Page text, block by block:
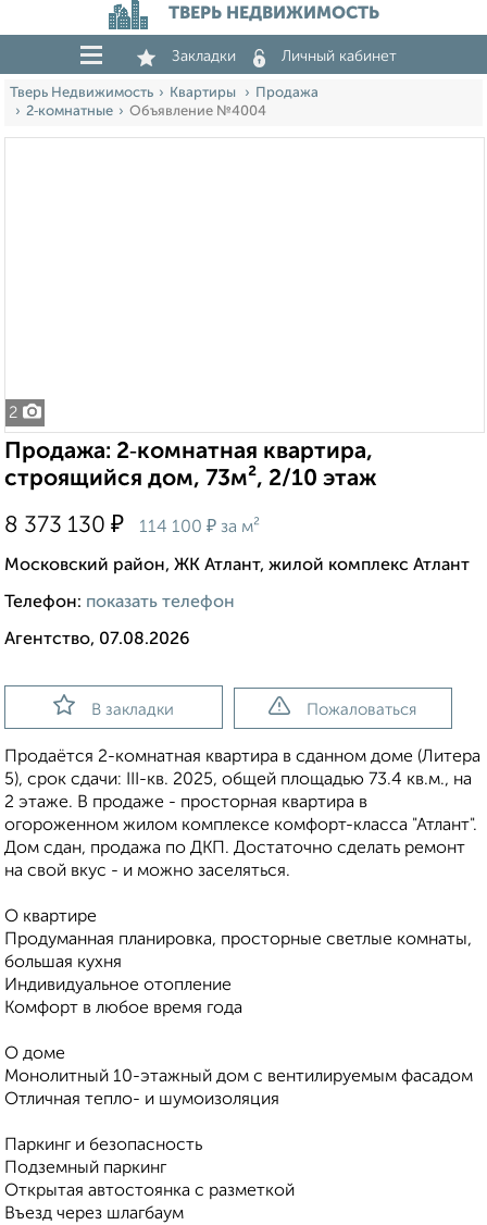
ТВЕРЬ НЕДВИЖИМОСТЬ
Закладки Личный кабинет
Тверь Недвижимость Квартиры
Продажа
2‑комнатные
Объявление №4004
2
Продажа: 2‑комнатная квартира,
строящийся дом, 73м², 2/10 этаж
8 373 130 ₽ 114 100 ₽ за м²
Московский район, ЖК Атлант, жилой комплекс Атлант
Телефон: показать телефон
Агентство, 07.08.2026
В закладки Пожаловаться
Продаётся 2-комнатная квартира в сданном доме (Литера
5), срок сдачи: III-кв. 2025, общей площадью 73.4 кв.м., на
2 этаже. В продаже - просторная квартира в
огороженном жилом комплексе комфорт-класса "Атлант".
Дом сдан, продажа по ДКП. Достаточно сделать ремонт
на свой вкус - и можно заселяться.
О квартире
Продуманная планировка, просторные светлые комнаты,
большая кухня
Индивидуальное отопление
Комфорт в любое время года
О доме
Монолитный 10-этажный дом с вентилируемым фасадом
Отличная тепло- и шумоизоляция
Паркинг и безопасность
Подземный паркинг
Открытая автостоянка с разметкой
Въезд через шлагбаум